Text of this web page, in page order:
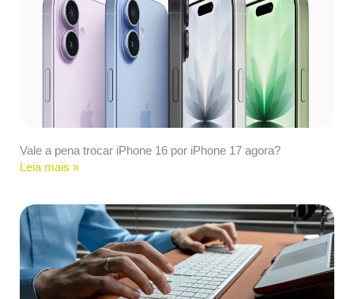
Vale a pena trocar iPhone 16 por iPhone 17 agora?
Leia mais »